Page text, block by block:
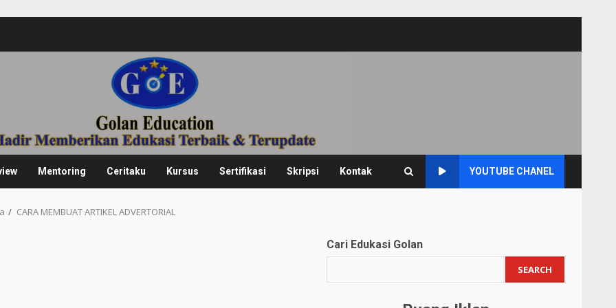
Mentoring Ceritaku Kursus Sertifikasi Skripsi Kontak YOUTUBE CHANEL
CARA MEMBUAT ARTIKEL ADVERTORIAL
Cari Edukasi Golan
SEARCH